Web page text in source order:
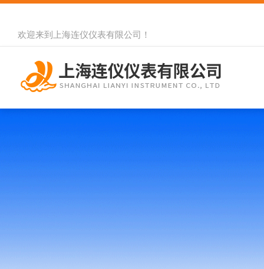
欢迎来到 上海连仪仪表有限公司 ！